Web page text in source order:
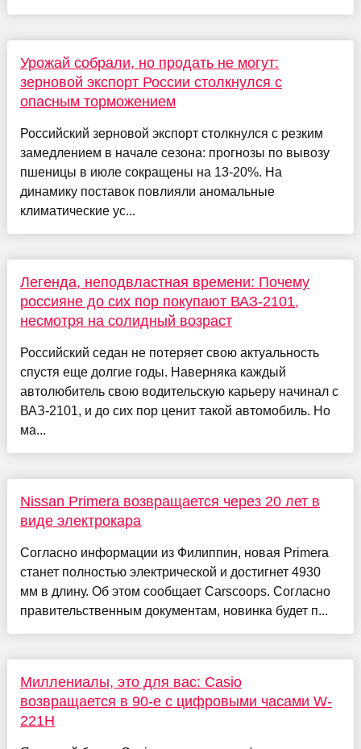
Урожай собрали, но продать не могут:
зерновой экспорт России столкнулся с
опасным торможением
Российский зерновой экспорт столкнулся с резким
замедлением в начале сезона: прогнозы по вывозу
пшеницы в июле сокращены на 13-20%. На
динамику поставок повлияли аномальные
климатические ус...
Легенда, неподвластная времени: Почему
россияне до сих пор покупают ВАЗ-2101,
несмотря на солидный возраст
Российский седан не потеряет свою актуальность
спустя еще долгие годы. Наверняка каждый
автолюбитель свою водительскую карьеру начинал с
ВАЗ-2101, и до сих пор ценит такой автомобиль. Но
ма...
Nissan Primera возвращается через 20 лет в
виде электрокара
Согласно информации из Филиппин, новая Primera
станет полностью электрической и достигнет 4930
мм в длину. Об этом сообщает Carscoops. Согласно
правительственным документам, новинка будет п...
Миллениалы, это для вас: Casio
возвращается в 90-е с цифровыми часами W-
221H